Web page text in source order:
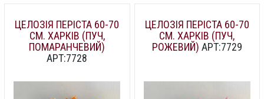
ЦЕЛОЗІЯ ПЕРІСТА 60-70
СМ. ХАРКІВ (ПУЧ,
ПОМАРАНЧЕВИЙ)
АРТ:7728
ЦЕЛОЗІЯ ПЕРІСТА 60-70
СМ. ХАРКІВ (ПУЧ,
РОЖЕВИЙ) АРТ:7729